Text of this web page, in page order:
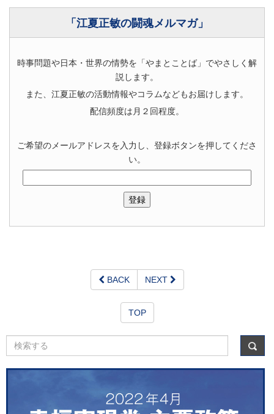
「江夏正敏の闘魂メルマガ」
時事問題や日本・世界の情勢を「やまとことば」でやさしく解
説します。
また、江夏正敏の活動情報やコラムなどもお届けします。
配信頻度は月２回程度。
ご希望のメールアドレスを入力し、登録ボタンを押してくださ
い。
BACK NEXT
TOP